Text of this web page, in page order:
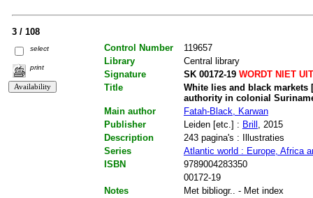
3 / 108
select
print
Control Number
119657
Library
Central library
Signature
SK 00172-19WORDT NIET
Title
White lies and black
authority in colonial
Main author
Fatah-Black, Karwan
Publisher
Leiden [etc.] : Brill , 2015
Description
243 pagina's : Illustraties
Series
Atlantic world : Europe, Africa
ISBN
9789004283350
00172-19
Notes
Met bibliogr.. - Met index